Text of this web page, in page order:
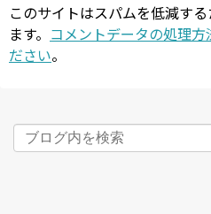
このサイトはスパムを低減す
ます。 コメントデータの処理
ださい。